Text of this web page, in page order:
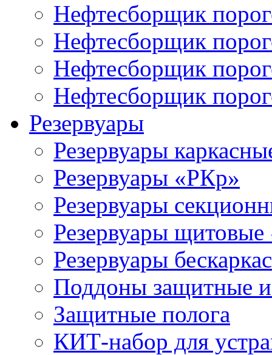
Нефтесборщик
Нефтесборщик
Нефтесборщик
Нефтесборщик
Резервуары
Резервуары
Резервуары «РКр»
Резервуары
Резервуары
Резервуары
Поддоны защитные
Защитные полога
КИТ-набор для